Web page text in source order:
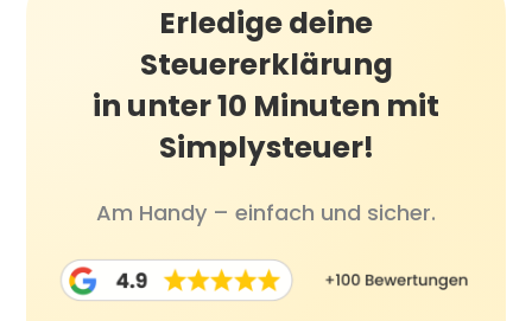
Erledige deine
Steuererklärung
in unter 10 Minuten mit
Simplysteuer!
Am Handy – einfach und sicher.